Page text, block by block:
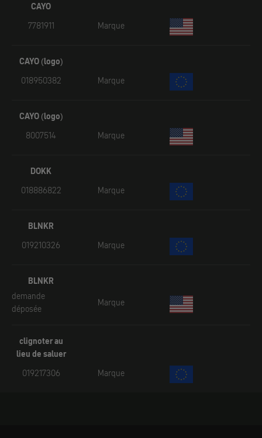
CAYO
7781911
Marque
CAYO (logo)
018950382
Marque
CAYO (logo)
8007514
Marque
DOKK
018886822
Marque
BLNKR
019210326
Marque
BLNKR
demande
déposée
Marque
clignoter au
lieu de saluer
019217306
Marque